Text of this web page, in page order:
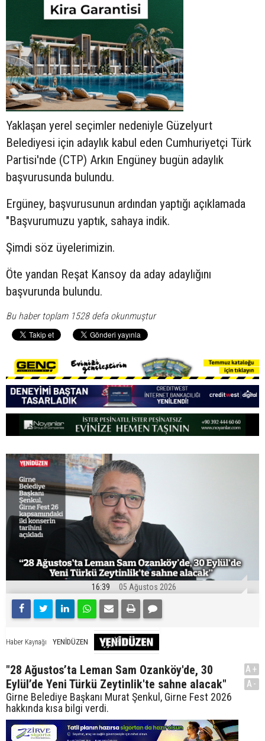
Yaklaşan yerel seçimler nedeniyle Güzelyurt
Belediyesi için adaylık kabul eden Cumhuriyetçi Türk
Partisi'nde (CTP) Arkın Engüney bugün adaylık
başvurusunda bulundu.
Ergüney, başvurusunun ardından yaptığı açıklamada
"Başvurumuzu yaptık, sahaya indik.
Şimdi söz üyelerimizin.
Öte yandan Reşat Kansoy da aday adaylığını
başvurunda bulundu.
Bu haber toplam 1528 defa okunmuştur
16:39 05 Ağustos 2026
Haber Kaynağı YENİDÜZEN
"28 Ağustos’ta Leman Sam Ozanköy'de, 30
Eylül’de Yeni Türkü Zeytinlik'te sahne alacak"
Girne Belediye Başkanı Murat Şenkul, Girne Fest 2026
hakkında kısa bilgi verdi.
A+
A-